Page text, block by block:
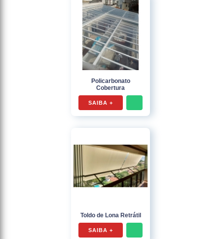
Policarbonato
Cobertura
SAIBA +
Toldo de Lona Retrátil
SAIBA +